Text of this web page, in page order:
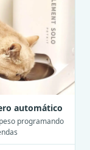
automático
programando